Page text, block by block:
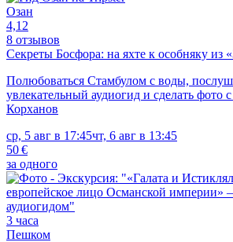
Озан
4,12
8 отзывов
Секреты Босфора: на яхте к особняку из
Полюбоваться Стамбулом с воды,
увлекательный аудиогид и сделать фото
Корханов
ср, 5 авг в 17:45чт, 6 авг в 13:45
50 €
за одного
3 часа
Пешком